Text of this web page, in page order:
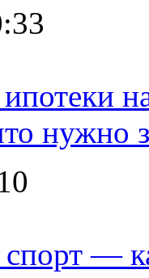
нужно
—